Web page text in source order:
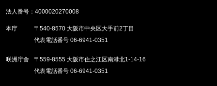
法人番号：4000020270008
本庁
〒540-8570 大阪市中央区大手前2丁目
代表電話番号 06-6941-0351
咲洲庁舎
〒559-8555 大阪市住之江区南港北1-14-16
代表電話番号 06-6941-0351